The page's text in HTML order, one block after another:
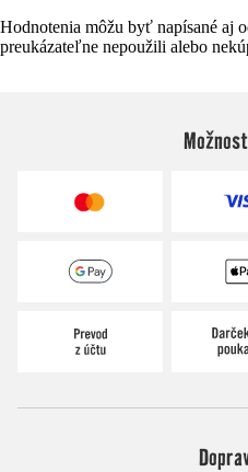
Hodnotenia môžu byť napísané aj
preukázateľne nepoužili alebo